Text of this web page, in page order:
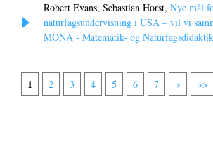
Robert Evans, Sebastian Horst, Nye mål
naturfagsundervisning i USA – vil vi
MONA - Matematik- og
1 2 3 4 5 6 7 > >>